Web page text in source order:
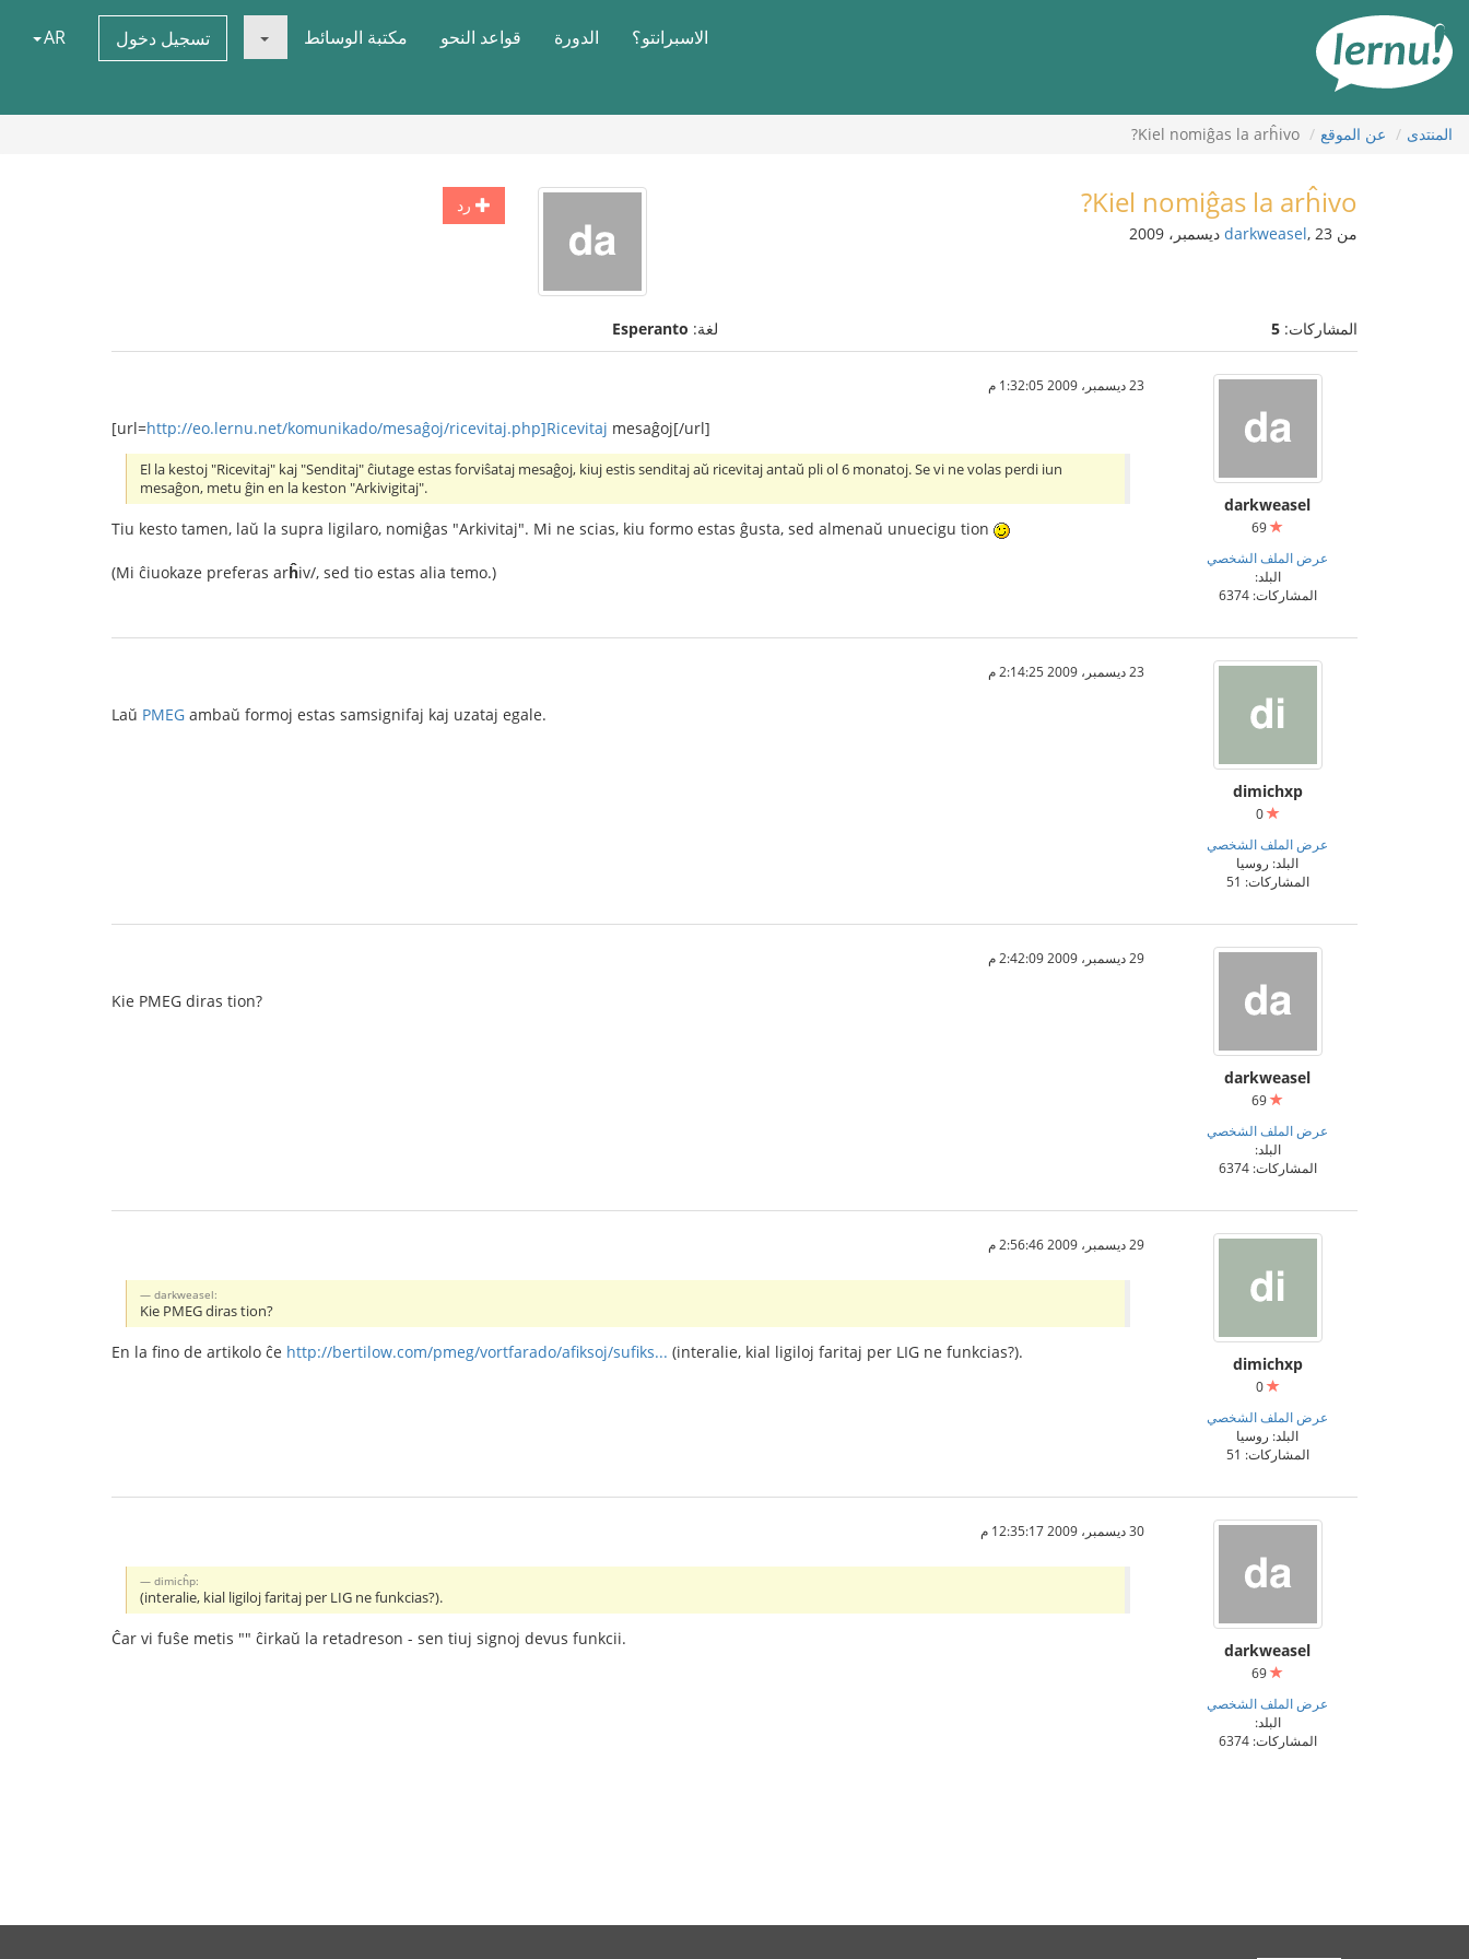
المحتويات
الاسبرانتو؟ الدورة قواعد النحو مكتبة الوسائط تسجيل دخول AR
المنتدى عن الموقع Kiel nomiĝas la arĥivo?
رد Kiel nomiĝas la arĥivo?
من darkweasel, 23 ديسمبر، 2009
المشاركات: 5 لغة: Esperanto
darkweasel
عرض الملف الشخصي
البلد:
المشاركات: 6374
23 ديسمبر، 2009 1:32:05 م
[url=http://eo.lernu.net/komunikado/mesaĝoj/ricevitaj.php]Ricevitaj mesaĝoj[/url]
El la kestoj "Ricevitaj" kaj "Senditaj" ĉiutage estas forviŝataj mesaĝoj, kiuj estis senditaj aŭ ricevitaj antaŭ pli ol 6 monatoj. Se vi ne volas perdi iun
mesaĝon, metu ĝin en la keston "Arkivigitaj".
Tiu kesto tamen, laŭ la supra ligilaro, nomiĝas "Arkivitaj". Mi ne scias, kiu formo estas ĝusta, sed almenaŭ unuecigu tion
(Mi ĉiuokaze preferas arĥiv/, sed tio estas alia temo.)
dimichxp
0
عرض الملف الشخصي
البلد: روسيا
المشاركات: 51
23 ديسمبر، 2009 2:14:25 م
Laŭ PMEG ambaŭ formoj estas samsignifaj kaj uzataj egale.
darkweasel
عرض الملف الشخصي
البلد:
المشاركات: 6374
29 ديسمبر، 2009 2:42:09 م
Kie PMEG diras tion?
dimichxp
0
عرض الملف الشخصي
البلد: روسيا
المشاركات: 51
29 ديسمبر، 2009 2:56:46 م
darkweasel:
Kie PMEG diras tion?
En la fino de artikolo ĉe http://bertilow.com/pmeg/vortfarado/afiksoj/sufiks... (interalie, kial ligiloj faritaj per LIG ne funkcias?).
darkweasel
عرض الملف الشخصي
البلد:
المشاركات: 6374
30 ديسمبر، 2009 12:35:17 م
dimicĥp:
(interalie, kial ligiloj faritaj per LIG ne funkcias?).
Ĉar vi fuŝe metis "" ĉirkaŭ la retadreson - sen tiuj signoj devus funkcii.